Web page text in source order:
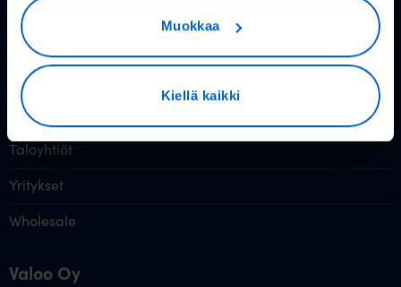
Muokkaa
Kiellä kaikki
Hinnasto
Tietoa valokuidusta
Valokuitu muille
Taloyhtiöt
Yritykset
Wholesale
Valoo Oy